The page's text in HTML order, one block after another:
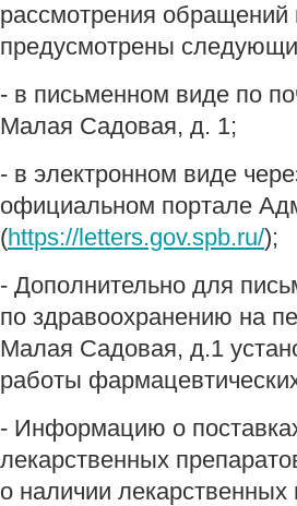
рассмотрения
предусмотрены
- в письменном виде по
Малая Садовая, д. 1;
- в электронном виде
официальном портале
(https://letters.gov.spb.ru/);
- Дополнительно для
по здравоохранению на
Малая Садовая, д.1
работы
- Информацию о
лекарственных
о наличии лекарственных